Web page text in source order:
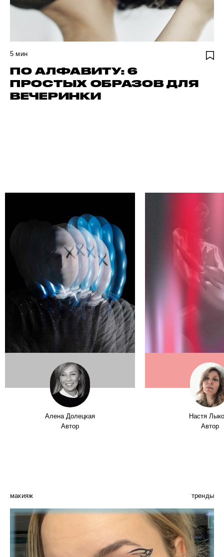
5 мин
ПО АЛФАВИТУ: 6
ПРОСТЫХ ОБРАЗОВ ДЛЯ
ВЕЧЕРИНКИ
Алена Долецкая
Автор
Настя
Автор
макияж тренды